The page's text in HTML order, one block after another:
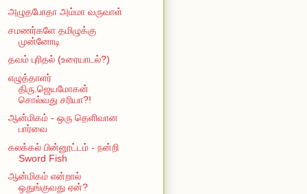
அழுதபோதா அம்மா வருவாள்
சமணர்களே தமிழுக்கு
முன்னோடி
தவம் புரிதல் (உரையாடல்?)
எழுத்தாளர்
திரு.ஜெயமோகன்
சொல்வது சரியா?!
ஆன்மிகம் - ஒரு தெளிவான
பார்வை
கலக்கல் பின்னூட்டம் - நன்றி
Sword Fish
ஆன்மிகம் என்றால்
ஒதுங்குவது ஏன்?